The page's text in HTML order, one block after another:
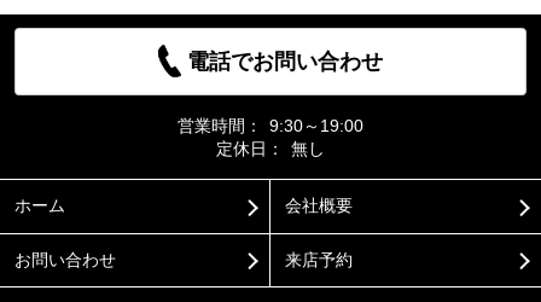
電話でお問い合わせ
営業時間：
9:30～19:00
定休日：
無し
ホーム 会社概要
お問い合わせ 来店予約